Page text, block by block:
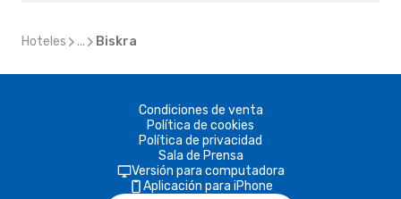
Hoteles ... Biskra
Condiciones de venta
Política de cookies
Política de privacidad
Sala de Prensa
Versión para computadora
Aplicación para iPhone